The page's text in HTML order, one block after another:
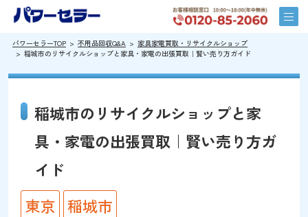
パワーセラーTOP 不用品回収Q&A
家具家電買取・リサイクルショップ
稲城市のリサイクルショップと家具・家電の出張買取｜賢い売り方ガイド
稲城市のリサイクルショップと家
具・家電の出張買取｜賢い売り方ガ
イド
東京 稲城市